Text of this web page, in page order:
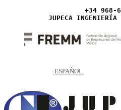
+34 968-
JUPECA INGENIERÍA
ESPAÑOL